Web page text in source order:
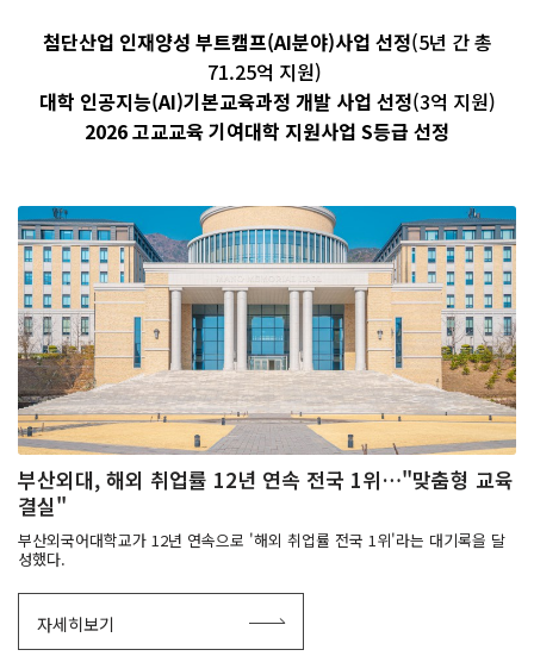
첨단산업 인재양성 부트캠프(AI분야)사업 선정(5년 간 총
71.25억 지원)
대학 인공지능(AI)기본교육과정 개발 사업 선정(3억 지원)
2026 고교교육 기여대학 지원사업 S등급 선정
부산외대, 해외 취업률 12년 연속 전국 1위…"맞춤형 교육
결실"
부산외국어대학교가 12년 연속으로 '해외 취업률 전국 1위'라는 대기록을 달
성했다.
자세히보기